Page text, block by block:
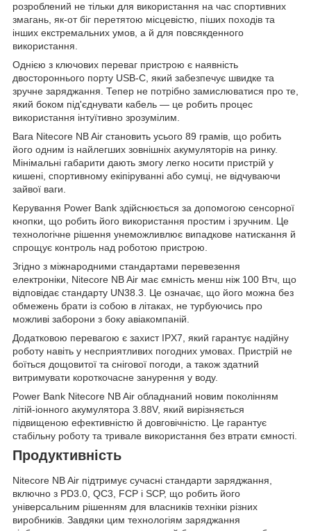
розроблений не тільки для використання на час спортивних
змагань, як-от біг перетятою місцевістю, піших походів та
інших екстремальних умов, а й для повсякденного
використання.
Однією з ключових переваг пристрою є наявність
двостороннього порту USB-C, який забезпечує швидке та
зручне заряджання. Тепер не потрібно замислюватися про те,
який боком під'єднувати кабель — це робить процес
використання інтуїтивно зрозумілим.
Вага Nitecore NB Air становить усього 89 грамів, що робить
його одним із найлегших зовнішніх акумуляторів на ринку.
Мінімальні габарити дають змогу легко носити пристрій у
кишені, спортивному екіпіруванні або сумці, не відчуваючи
зайвої ваги.
Керування Power Bank здійснюється за допомогою сенсорної
кнопки, що робить його використання простим і зручним. Це
технологічне рішення унеможливлює випадкове натискання й
спрощує контроль над роботою пристрою.
Згідно з міжнародними стандартами перевезення
електроніки, Nitecore NB Air має ємність менш ніж 100 Втч, що
відповідає стандарту UN38.3. Це означає, що його можна без
обмежень брати із собою в літаках, не турбуючись про
можливі заборони з боку авіакомпаній.
Додатковою перевагою є захист IPX7, який гарантує надійну
роботу навіть у несприятливих погодних умовах. Пристрій не
боїться дощовитої та снігової погоди, а також здатний
витримувати короткочасне занурення у воду.
Power Bank Nitecore NB Air обладнаний новим поколінням
літій-іонного акумулятора 3.88V, який вирізняється
підвищеною ефективністю й довговічністю. Це гарантує
стабільну роботу та тривале використання без втрати ємності.
Продуктивність
Nitecore NB Air підтримує сучасні стандарти заряджання,
включно з PD3.0, QC3, FCP і SCP, що робить його
універсальним рішенням для власників техніки різних
виробників. Завдяки цим технологіям заряджання